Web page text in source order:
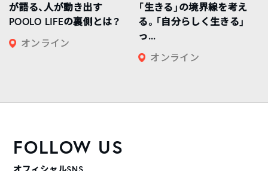
が語る、人が動き出す
POOLO LIFEの裏側とは？
オンライン
「生きる」の境界線を考え
る。「自分らしく生きる」
っ...
オンライン
FOLLOW US